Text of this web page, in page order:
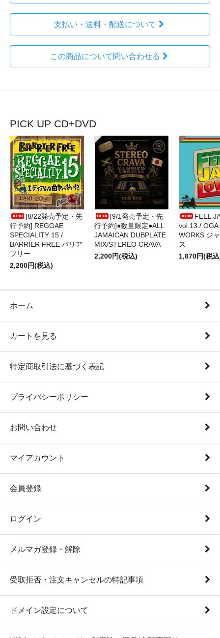
支払い・送料・配送について
この商品について問い合わせる
PICK UP CD+DVD
[8/22発売予定・先
行予約] REGGAE
SPECIALITY 15 /
BARRIER FREE バリア
フリー
2,200円(税込)
[9/1発売予定・先
行予約]●数量限定●ALL
JAMAICAN DUBPLATE
MIX/STEREO CRAVA
2,200円(税込)
FEEL
vol.13 / OGA
WORKS ジ
ス
1,870円(税
ホーム
カートを見る
特定商取引法に基づく表記
プライバシーポリシー
お問い合わせ
マイアカウント
会員登録
ログイン
メルマガ登録・解除
受取拒否・注文キャンセルの特記事項
ドメイン設定について